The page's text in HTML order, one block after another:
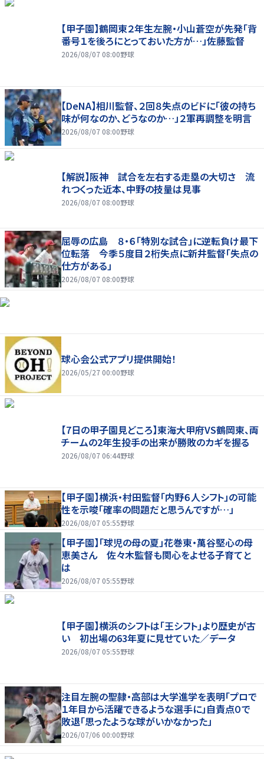
【甲子園】鶴岡東２年生左腕・小山蒼空が先発「背
番号１を後ろにとっておいた方が…」佐藤監督
2026/08/07 08:00野球
【DeNA】相川監督、２回８失点のビドに「彼の持ち
味が何なのか、どうなのか…」２軍再調整を明言
2026/08/07 08:00野球
【解説】阪神 試合を左右する走塁の大切さ 流
れつくった近本、中野の技量は見事
2026/08/07 08:00野球
屈辱の広島 ８・６「特別な試合」に逆転負け最下
位転落 今季５度目２桁失点に新井監督「失点の
仕方がある」
2026/08/07 08:00野球
球心会公式アプリ提供開始！
2026/05/27 00:00野球
【7日の甲子園見どころ】東海大甲府VS鶴岡東、両
チームの2年生投手の出来が勝敗のカギを握る
2026/08/07 06:44野球
【甲子園】横浜・村田監督「内野６人シフト」の可能
性を示唆「確率の問題だと思うんですが…」
2026/08/07 05:55野球
【甲子園】「球児の母の夏」花巻東・萬谷堅心の母
恵美さん 佐々木監督も関心をよせる子育てと
は
2026/08/07 05:55野球
【甲子園】横浜のシフトは「王シフト」より歴史が古
い 初出場の63年夏に見せていた／データ
2026/08/07 05:55野球
注目左腕の聖隷・高部は大学進学を表明「プロで
１年目から活躍できるような選手に」自責点０で
敗退「思ったような球がいかなかった」
2026/07/06 00:00野球